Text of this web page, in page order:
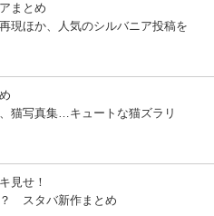
まとめ
現ほか、人気のシルバニア投稿を
猫写真集…キュートな猫ズラリ
見せ！
スタバ新作まとめ